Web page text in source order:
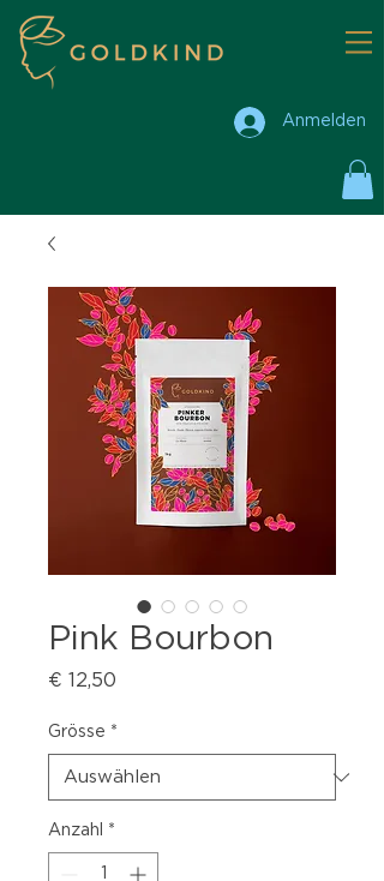
Anmelden
Pink Bourbon
€ 12,50
Grösse *
Anzahl *